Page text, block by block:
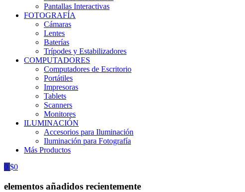
Pantallas Interactivas
FOTOGRAFÍA
Cámaras
Lentes
Baterías
Trípodes y Estabilizadores
COMPUTADORES
Computadores de Escritorio
Portátiles
Impresoras
Tablets
Scanners
Monitores
ILUMINACIÓN
Accesorios para Iluminación
Iluminación para Fotografía
Más Productos
0 $0
elementos añadidos recientemente